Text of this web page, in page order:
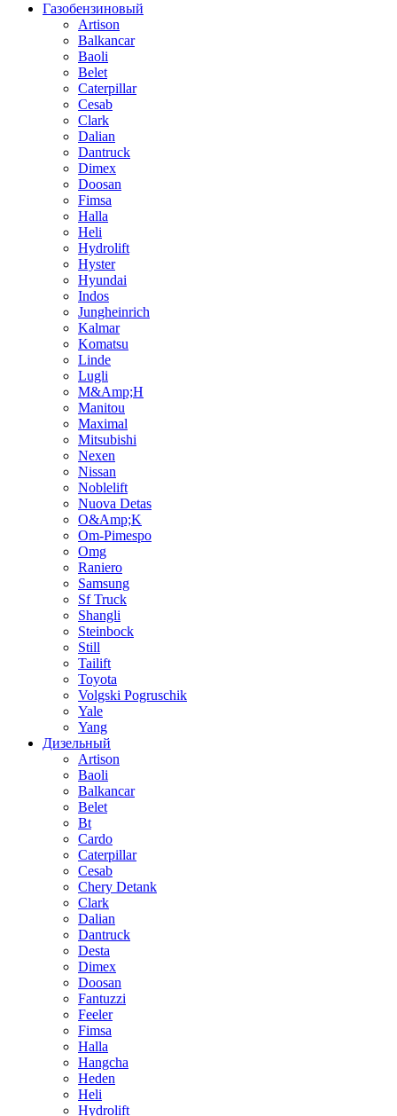
Газобензиновый
Artison
Balkancar
Baoli
Belet
Caterpillar
Cesab
Clark
Dalian
Dantruck
Dimex
Doosan
Fimsa
Halla
Heli
Hydrolift
Hyster
Hyundai
Indos
Jungheinrich
Kalmar
Komatsu
Linde
Lugli
M&Amp;H
Manitou
Maximal
Mitsubishi
Nexen
Nissan
Noblelift
Nuova Detas
O&Amp;K
Om-Pimespo
Omg
Raniero
Samsung
Sf Truck
Shangli
Steinbock
Still
Tailift
Toyota
Volgski Pogruschik
Yale
Yang
Дизельный
Artison
Baoli
Balkancar
Belet
Bt
Cardo
Caterpillar
Cesab
Chery Detank
Clark
Dalian
Dantruck
Desta
Dimex
Doosan
Fantuzzi
Feeler
Fimsa
Halla
Hangcha
Heden
Heli
Hydrolift